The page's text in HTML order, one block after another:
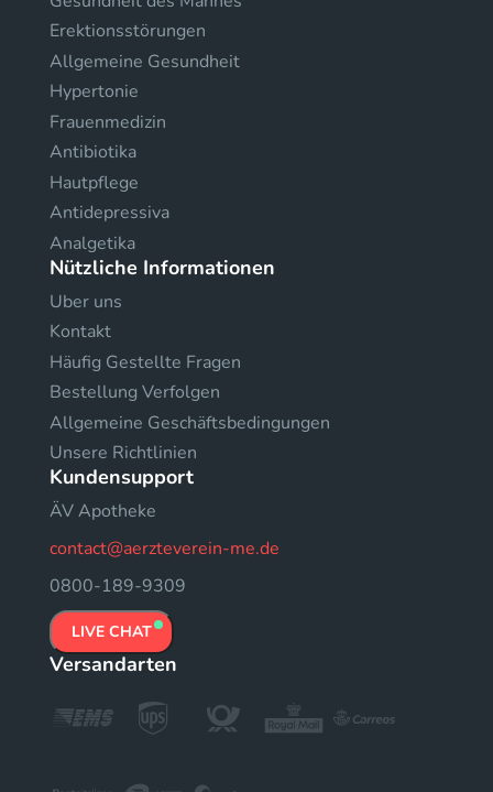
Erektionsstörungen
Allgemeine Gesundheit
Hypertonie
Frauenmedizin
Antibiotika
Hautpflege
Antidepressiva
Analgetika
Nützliche Informationen
Uber uns
Kontakt
Häufig Gestellte Fragen
Bestellung Verfolgen
Allgemeine Geschäftsbedingungen
Unsere Richtlinien
Kundensupport
ÄV Apotheke
contact@aerzteverein-me.de
0800-189-9309
LIVE CHAT
Versandarten